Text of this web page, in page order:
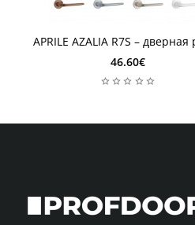
APRILE AZALIA R7S – дверная
46.60€